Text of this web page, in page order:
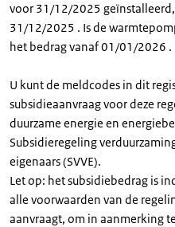
voor 31/12/2025
31/12/2025 . Is de
het bedrag vanaf 01/01/2026 .
U kunt de meldcodes in dit
subsidieaanvraag voor deze
duurzame energie en
Subsidieregeling
eigenaars (SVVE).
Let op: het subsidiebedrag is
alle voorwaarden van de
aanvraagt, om in aanmerking